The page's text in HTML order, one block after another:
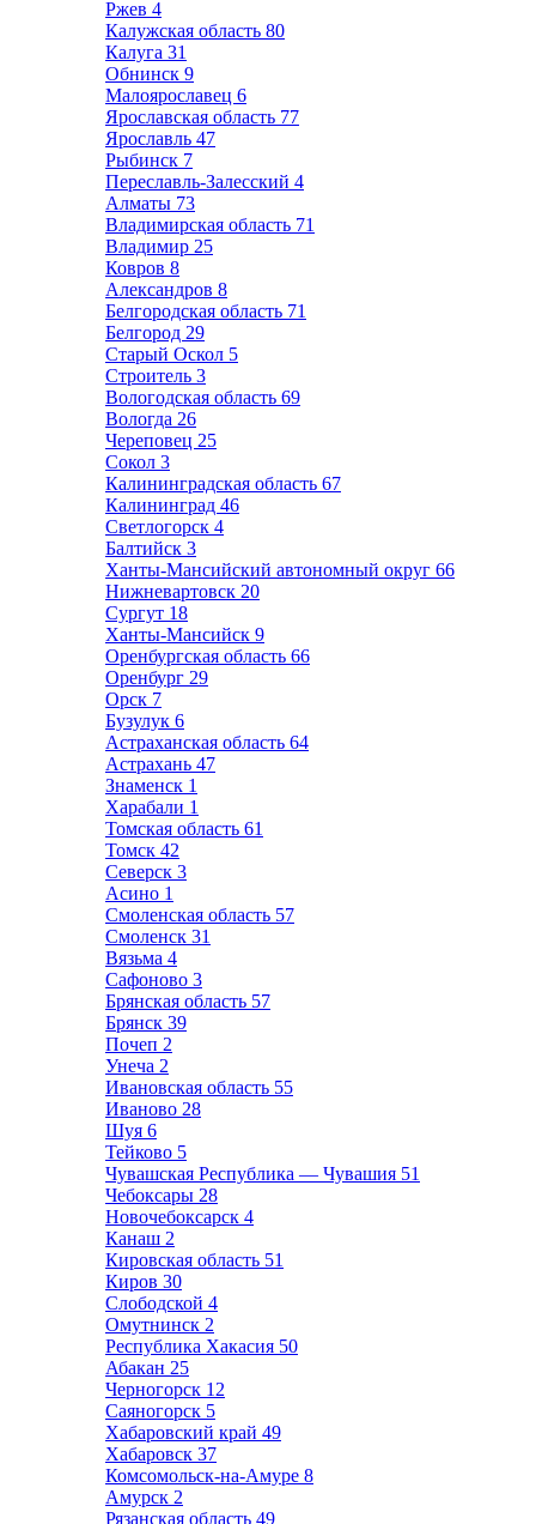
Ржев 4
Калужская область 80
Калуга 31
Обнинск 9
Малоярославец 6
Ярославская область 77
Ярославль 47
Рыбинск 7
Переславль-Залесский 4
Алматы 73
Владимирская область 71
Владимир 25
Ковров 8
Александров 8
Белгородская область 71
Белгород 29
Старый Оскол 5
Строитель 3
Вологодская область 69
Вологда 26
Череповец 25
Сокол 3
Калининградская область 67
Калининград 46
Светлогорск 4
Балтийск 3
Ханты-Мансийский автономный округ 66
Нижневартовск 20
Сургут 18
Ханты-Мансийск 9
Оренбургская область 66
Оренбург 29
Орск 7
Бузулук 6
Астраханская область 64
Астрахань 47
Знаменск 1
Харабали 1
Томская область 61
Томск 42
Северск 3
Асино 1
Смоленская область 57
Смоленск 31
Вязьма 4
Сафоново 3
Брянская область 57
Брянск 39
Почеп 2
Унеча 2
Ивановская область 55
Иваново 28
Шуя 6
Тейково 5
Чувашская Республика — Чувашия 51
Чебоксары 28
Новочебоксарск 4
Канаш 2
Кировская область 51
Киров 30
Слободской 4
Омутнинск 2
Республика Хакасия 50
Абакан 25
Черногорск 12
Саяногорск 5
Хабаровский край 49
Хабаровск 37
Комсомольск-на-Амуре 8
Амурск 2
Рязанская область 49